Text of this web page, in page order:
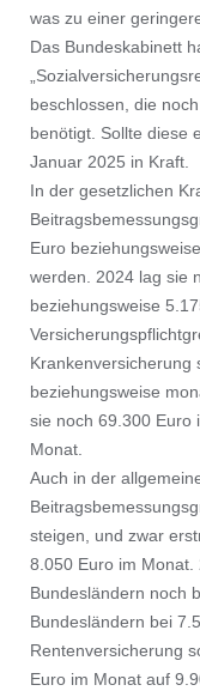
was zu einer
Das Bundeskabinett
beschlossen, die
benötigt. Sollte diese
Januar 2025 in Kraft.
In der gesetzlichen
Euro
werden. 2024 lag sie
beziehungsweise
Krankenversicherung
beziehungsweise
sie noch 69.300 Euro
Monat.
Auch in der
steigen, und zwar
8.050 Euro im
Bundesländern noch
Bundesländern bei
Rentenversicherung
Euro im Monat auf